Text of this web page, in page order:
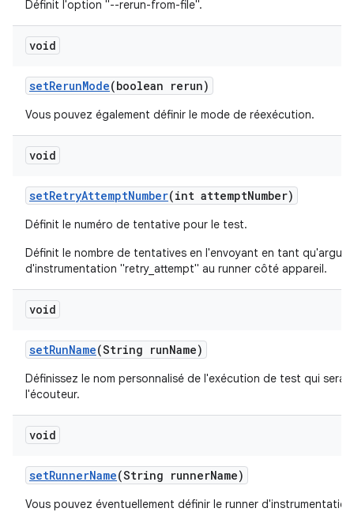
Définit l'option "--rerun-from-file".
void
setRerunMode(boolean rerun)
Vous pouvez également définir le mode de réexécution.
void
setRetryAttemptNumber(int attemptNumber)
Définit le numéro de tentative pour le test.
Définit le nombre de tentatives en l'envoyant en tant
d'instrumentation "retry_attempt" au runner côté appareil.
void
setRunName(String runName)
Définissez le nom personnalisé de l'exécution de test qui sera
l'écouteur.
void
setRunnerName(String runnerName)
Vous pouvez éventuellement définir le runner d'instrumentation